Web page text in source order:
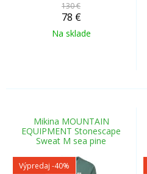
130 €
78 €
Na sklade
Mikina MOUNTAIN
EQUIPMENT Stonescape
Sweat M sea pine
Výpredaj -40%